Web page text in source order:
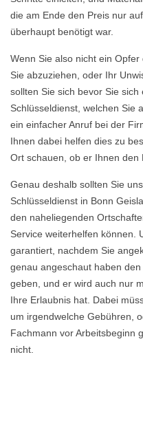
die am Ende den Preis nur
überhaupt benötigt war.
Wenn Sie also nicht ein
Sie abzuziehen, oder Ihr
sollten Sie sich bevor Sie
Schlüsseldienst, welchen Sie
ein einfacher Anruf bei der
Ihnen dabei helfen dies zu
Ort schauen, ob er Ihnen den
Genau deshalb sollten Sie
Schlüsseldienst in Bonn
den naheliegenden
Service weiterhelfen können.
garantiert, nachdem Sie
genau angeschaut haben
geben, und er wird auch nur
Ihre Erlaubnis hat. Dabei
um irgendwelche Gebühren,
Fachmann vor Arbeitsbeginn
nicht.